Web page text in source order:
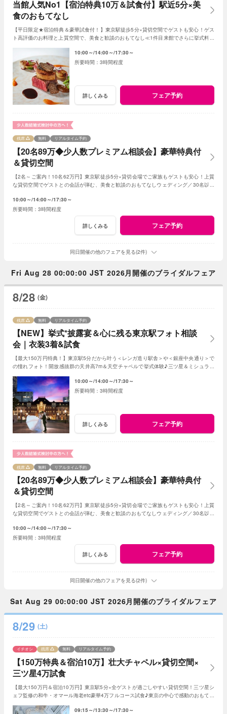
当館人気No1【宿泊特典10万＆試食付】駅近5分×美
食のおもてなし
【平日限定★宿泊特典＆豪華試食付！】東京駅徒歩5分×貸切空間でゲストも安心！ゲス
ト高評価のお料理と上質空間で、美食と歓談のおもてなし≪1件目来館でさらに挙式料全
10:00～ 14:00～ 17:30～
3時間程度
詳しくみる フェア予約
【20名89万◆少人数プレミアム相談会】豪華特典付
＆貸切空間
残席 無料 リアルタイム予約
【2名～ご案内！10名62万円】東京駅徒歩5分×貸切会場でご家族もゲストも安心！上質
な貸切空間でゲストとの会話が弾む、美食と歓談のおもてなしウェディング／30名以下
10:00～ 14:00～ 17:30～
3時間程度
詳しくみる フェア予約
同日開催の他のフェアを見る(2件)
Fri Aug 28 00:00:00 JST 2026月開催のブライダルフェア
8/28 (金)
【NEW】挙式*披露宴＆心に残る東京駅フォト相談
会｜衣装3着&試食
残席 無料 リアルタイム予約
【最大150万円特典！】東京駅5分だから叶う＜レンガ造り駅舎＞や＜銀座中央通り＞で
の憧れフォト！開放感抜群の天井高7m＆天空チャペルで挙式体験♪三ツ星＆ミシュラン
10:00～ 14:00～ 17:30～
3時間程度
詳しくみる フェア予約
【20名89万◆少人数プレミアム相談会】豪華特典付
＆貸切空間
残席 無料 リアルタイム予約
【2名～ご案内！10名62万円】東京駅徒歩5分×貸切会場でご家族もゲストも安心！上質
な貸切空間でゲストとの会話が弾む、美食と歓談のおもてなしウェディング／30名以下
10:00～ 14:00～ 17:30～
3時間程度
詳しくみる フェア予約
同日開催の他のフェアを見る(2件)
Sat Aug 29 00:00:00 JST 2026月開催のブライダルフェア
8/29 (土)
【150万特典＆宿泊10万】壮大チャペル×貸切空間×
三ツ星4万試食
イチオシ 残席 無料 リアルタイム予約
【最大150万円＆宿泊10万円】東京駅5分×全ゲストが過ごしやすい貸切空間！三ツ星シ
ェフ監修の和牛・オマール海老etc豪華4万フルコース試食♪東京の中心で感動のおもてな
09:15～ 13:30～ 17:30～